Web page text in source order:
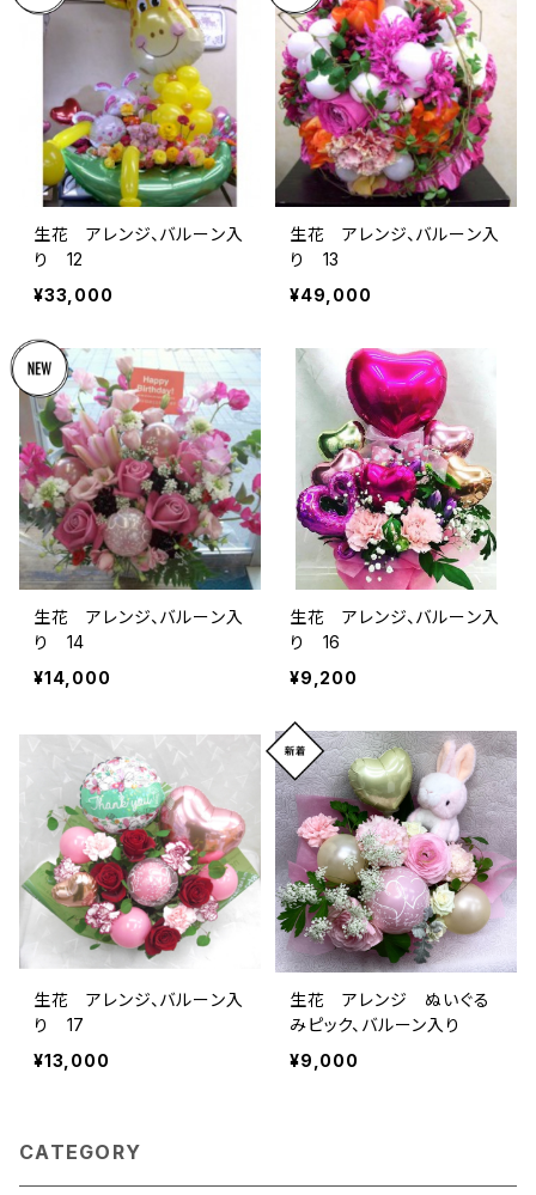
生花 アレンジ、バルーン入
り 12
¥33,000
生花 アレンジ、バルーン入
り 13
¥49,000
生花 アレンジ、バルーン入
り 14
¥14,000
生花 アレンジ、バルーン入
り 16
¥9,200
生花 アレンジ、バルーン入
り 17
¥13,000
生花 アレンジ ぬいぐる
みピック、バルーン入り
¥9,000
CATEGORY